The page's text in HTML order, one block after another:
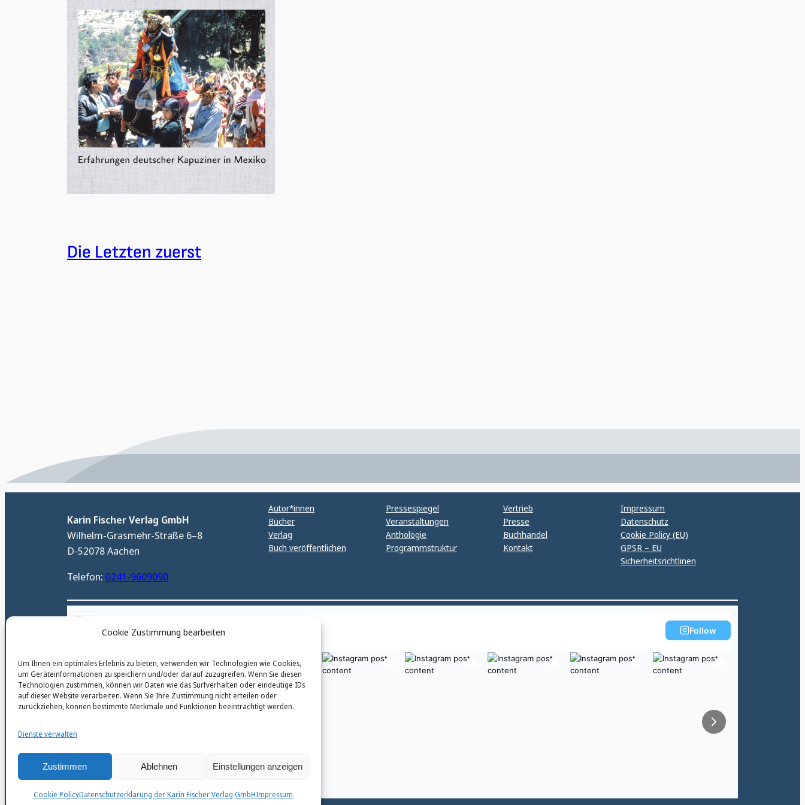
Cookie Zustimmung bearbeiten
Um Ihnen ein optimales Erlebnis zu bieten, verwenden wir Technologien wie Cookies,
um Geräteinformationen zu speichern und/oder darauf zuzugreifen. Wenn Sie diesen
Technologien zustimmen, können wir Daten wie das Surfverhalten oder eindeutige IDs
auf dieser Website verarbeiten. Wenn Sie Ihre Zustimmung nicht erteilen oder
zurückziehen, können bestimmte Merkmale und Funktionen beeinträchtigt werden.
Dienste verwalten
Zustimmen Ablehnen Einstellungen anzeigen
Cookie PolicyDatenschutzerklärung der Karin Fischer Verlag GmbHImpressum
Die Letzten zuerst
Karin Fischer Verlag GmbH
Wilhelm-Grasmehr-Straße 6–8
D-52078 Aachen
Telefon: 0241-9609090
Autor*innen
Bücher
Verlag
Buch veröffentlichen
Pressespiegel
Veranstaltungen
Anthologie
Programmstruktur
Vertrieb
Presse
Buchhandel
Kontakt
Impressum
Datenschutz
Cookie Policy (EU)
GPSR – EU
Sicherheitsrichtlinen
@karinfischerverlag_ac
Follow